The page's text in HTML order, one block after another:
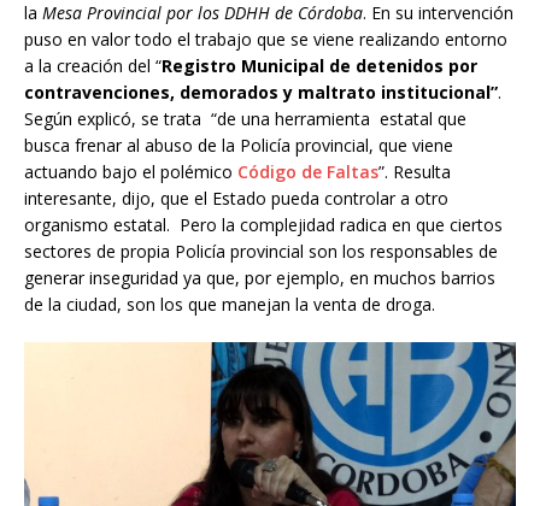
la Mesa Provincial por los DDHH de Córdoba. En su intervención
puso en valor todo el trabajo que se viene realizando entorno
a la creación del “Registro Municipal de detenidos por
contravenciones, demorados y maltrato institucional”.
Según explicó, se trata “de una herramienta estatal que
busca frenar al abuso de la Policía provincial, que viene
actuando bajo el polémico Código de Faltas”. Resulta
interesante, dijo, que el Estado pueda controlar a otro
organismo estatal. Pero la complejidad radica en que ciertos
sectores de propia Policía provincial son los responsables de
generar inseguridad ya que, por ejemplo, en muchos barrios
de la ciudad, son los que manejan la venta de droga.